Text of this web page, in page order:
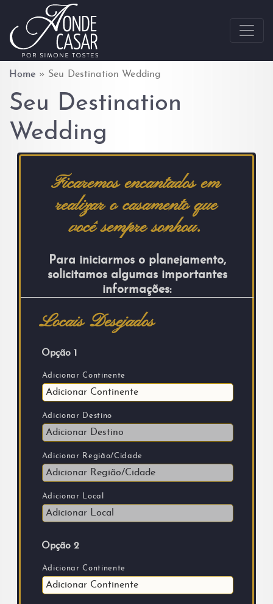
Skip to content
Home » Seu Destination Wedding
Seu Destination
Wedding
Ficaremos encantados em
realizar o casamento que
você sempre sonhou.
Para iniciarmos o planejamento,
solicitamos algumas importantes
informações:
Locais Desejados
Opção 1
Adicionar Continente
Adicionar Destino
Adicionar Região/Cidade
Adicionar Local
Opção 2
Adicionar Continente